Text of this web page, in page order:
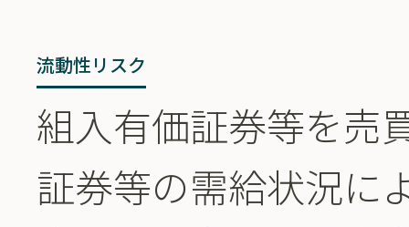
流動性リスク
組入有価証券等を売
証券等の需給状況に